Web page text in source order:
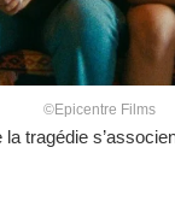
©Epicentre Films
tragédie